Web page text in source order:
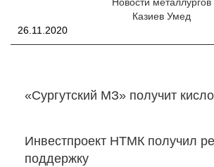
Казиев Умед
26.11.2020
«Сургутский МЗ» получит
Инвестпроект НТМК получил
поддержку